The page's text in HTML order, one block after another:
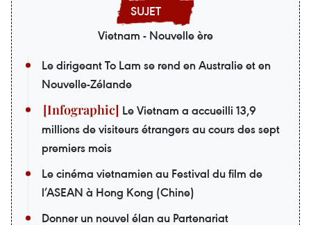
Vietnam - Nouvelle ère
Le dirigeant To Lam se rend en Australie et en
Nouvelle-Zélande
Le Vietnam a accueilli 13,9
millions de visiteurs étrangers au cours des sept
premiers mois
Le cinéma vietnamien au Festival du film de
l’ASEAN à Hong Kong (Chine)
Donner un nouvel élan au Partenariat